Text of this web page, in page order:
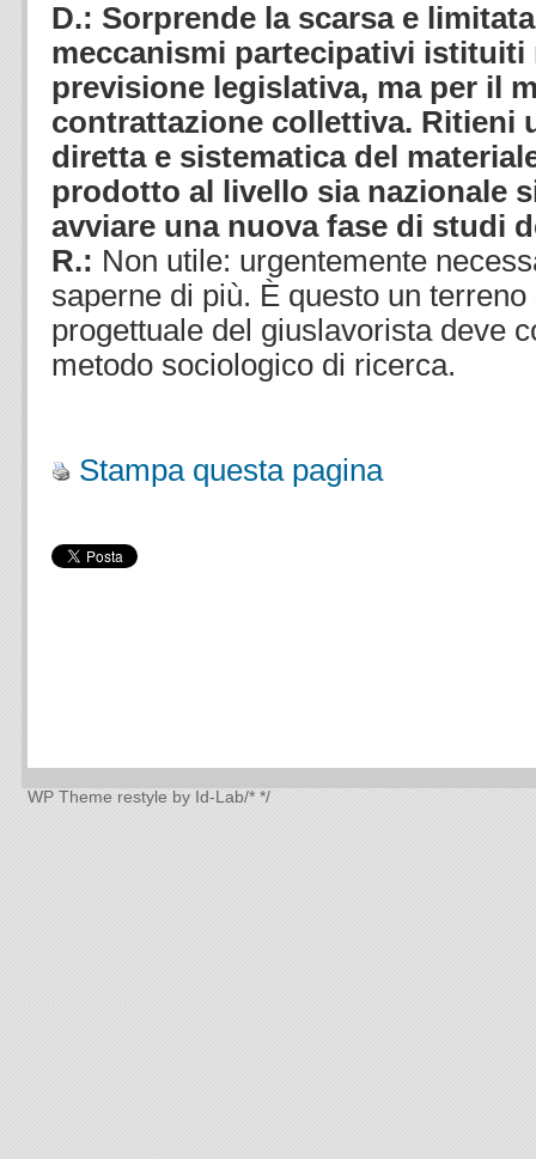
D.: Sorprende la scarsa e
meccanismi partecipativi istituiti
previsione legislativa, ma per il
contrattazione collettiva. Ritieni
diretta e sistematica del
prodotto al livello sia nazionale
avviare una nuova fase di studi
R.: Non utile: urgentemente
saperne di più. È questo un terreno
progettuale del giuslavorista deve
metodo sociologico di ricerca.
Stampa questa pagina
WP Theme restyle by Id-Lab/* */